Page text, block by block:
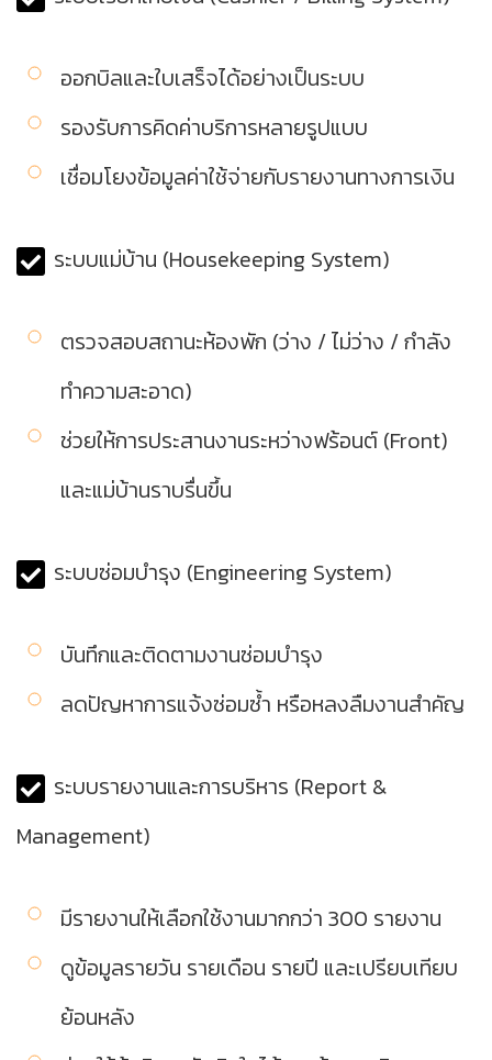
ออกบิลและใบเสร็จได้อย่างเป็นระบบ
รองรับการคิดค่าบริการหลายรูปแบบ
เชื่อมโยงข้อมูลค่าใช้จ่ายกับรายงานทางการเงิน
ระบบแม่บ้าน (Housekeeping System)
ตรวจสอบสถานะห้องพัก (ว่าง / ไม่ว่าง / กำลัง
ทำความสะอาด)
ช่วยให้การประสานงานระหว่างฟร้อนต์ (Front)
และแม่บ้านราบรื่นขึ้น
ระบบซ่อมบำรุง (Engineering System)
บันทึกและติดตามงานซ่อมบำรุง
ลดปัญหาการแจ้งซ่อมซ้ำ หรือหลงลืมงานสำคัญ
ระบบรายงานและการบริหาร (Report &
Management)
มีรายงานให้เลือกใช้งานมากกว่า 300 รายงาน
ดูข้อมูลรายวัน รายเดือน รายปี และเปรียบเทียบ
ย้อนหลัง